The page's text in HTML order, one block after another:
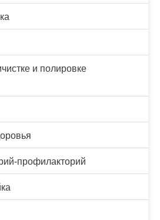
и полировке
профилакторий